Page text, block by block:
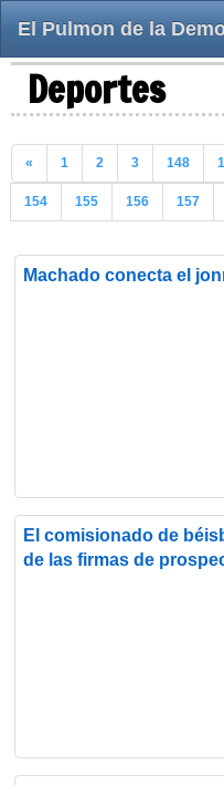
El Pulmon de la
Deportes
« 1 2 3 148
154 155 156 157
Machado conecta el
El comisionado de
de las firmas de